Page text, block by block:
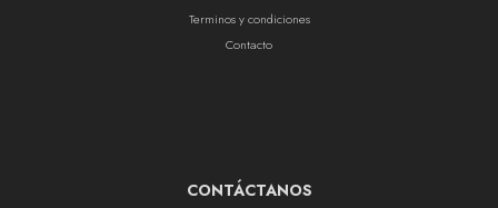
Terminos y condiciones
Contacto
CONTÁCTANOS